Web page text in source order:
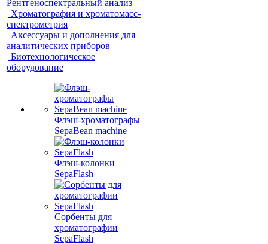
Рентгеноспектральный анализ
Хроматография и хроматомасс-
спектрометрия
Аксессуары и дополнения для
аналитических приборов
Биотехнологическое
оборудование
Флэш-хроматографы
SepaBean machine
Флэш-колонки
SepaFlash
Сорбенты для
хроматографии
SepaFlash